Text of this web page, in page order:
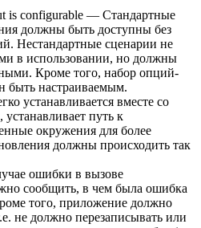
is configurable — Стандартные
должны быть доступны без
Нестандартные сценарии не
в использовании, но должны
Кроме того, набор опций-
быть настраиваемым.
устанавливается вместе со
путь к
окружения для более
должны происходить так
ошибки в вызове
сообщить, в чем была ошибка
того, приложение должно
не должно перезаписывать или